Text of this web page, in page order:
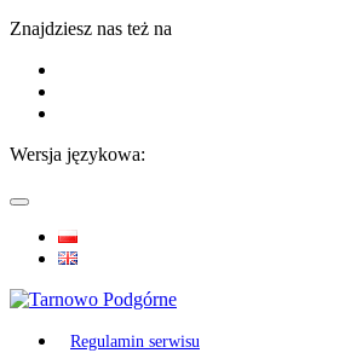
Znajdziesz nas też na
Wersja językowa:
Regulamin serwisu